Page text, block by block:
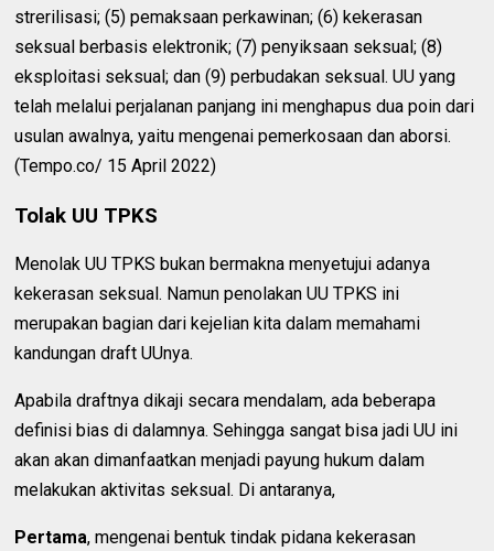
strerilisasi; (5) pemaksaan perkawinan; (6) kekerasan
seksual berbasis elektronik; (7) penyiksaan seksual; (8)
eksploitasi seksual; dan (9) perbudakan seksual. UU yang
telah melalui perjalanan panjang ini menghapus dua poin dari
usulan awalnya, yaitu mengenai pemerkosaan dan aborsi.
(Tempo.co/ 15 April 2022)
Tolak UU TPKS
Menolak UU TPKS bukan bermakna menyetujui adanya
kekerasan seksual. Namun penolakan UU TPKS ini
merupakan bagian dari kejelian kita dalam memahami
kandungan draft UUnya.
Apabila draftnya dikaji secara mendalam, ada beberapa
definisi bias di dalamnya. Sehingga sangat bisa jadi UU ini
akan akan dimanfaatkan menjadi payung hukum dalam
melakukan aktivitas seksual. Di antaranya,
Pertama, mengenai bentuk tindak pidana kekerasan